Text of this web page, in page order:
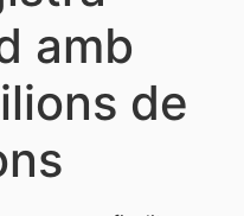
amb
de